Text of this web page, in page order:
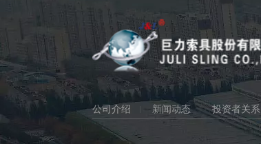
公司介绍 新闻动态 投资者关系